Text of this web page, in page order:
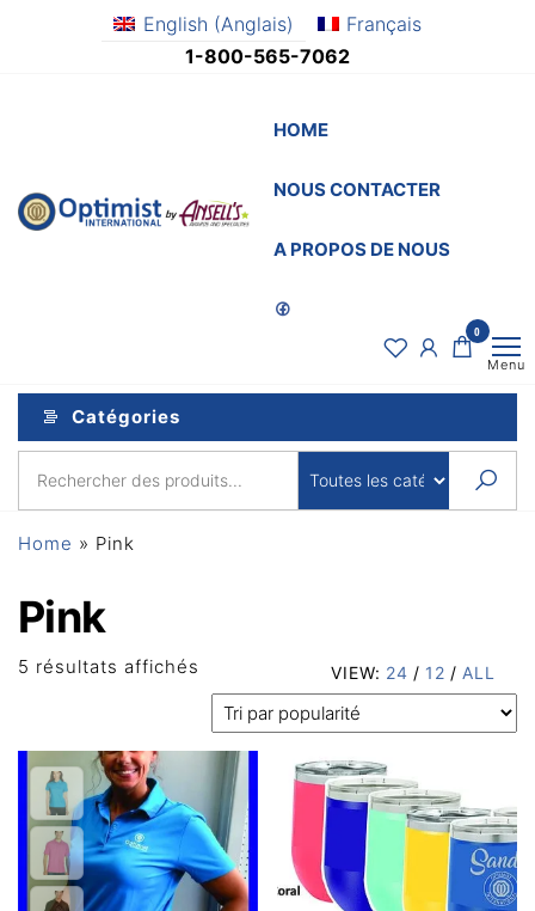
English (Anglais)
Français
1-800-565-7062
OptimistSupply.ca
by
Specialties
HOME
NOUS CONTACTER
A PROPOS DE NOUS
0
Menu
Catégories
Home » Pink
Pink
VIEW: 24 / 12 / ALL
5 résultats affichés
par
popularité